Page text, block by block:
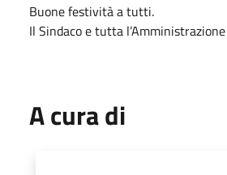
Buone festività a tutti.
Il Sindaco e tutta
A cura di